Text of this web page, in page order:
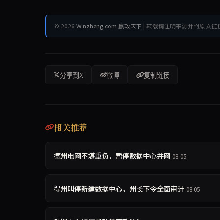
© 2026 Winzheng.com 赢政天下 | 转载请注明来源并附原文链
分享到X 微博 复制链接
相关推荐
德州电网不堪重负，暂停数据中心并网 08-05
得州叫停新建数据中心，州长下令全面审计 08-05